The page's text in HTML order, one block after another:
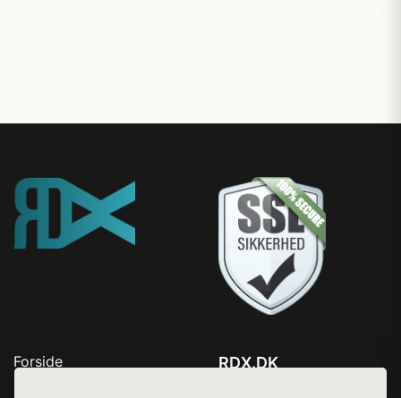
Forside
RDX.DK